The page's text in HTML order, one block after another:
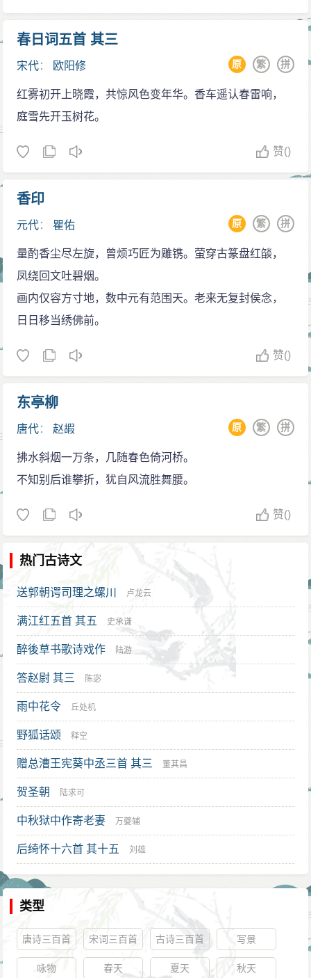
春日词五首 其三
宋代： 欧阳修 拼
繁
原
红雾初开上晓霞，共惊风色变年华。香车遥认春雷响，
庭雪先开玉树花。
赞()
香印
元代：瞿佑 拼
繁
原
量酌香尘尽左旋，曾烦巧匠为雕镌。萤穿古篆盘红燄，
凤绕回文吐碧烟。
画内仅容方寸地，数中元有范围天。老来无复封侯念，
日日移当绣佛前。
赞()
东亭柳
唐代：赵嘏 拼
繁
原
拂水斜烟一万条，几随春色倚河桥。
不知别后谁攀折，犹自风流胜舞腰。
赞()
热门古诗文
送郭朝谔司理之螺川 卢龙云
满江红五首 其五 史承谦
醉後草书歌诗戏作 陆游
答赵尉 其三 陈宓
雨中花令 丘处机
野狐话颂 释空
赠总漕王宪葵中丞三首 其三 董其昌
贺圣朝 陆求可
中秋狱中作寄老妻 万夔辅
后绮怀十六首 其十五 刘雄
类型
唐诗三百首 宋词三百首 古诗三百首 写景
咏物 春天 夏天 秋天